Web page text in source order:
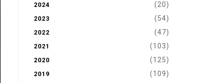
2024 (20)
2023 (54)
2022 (47)
2021 (103)
2020 (125)
2019 (109)